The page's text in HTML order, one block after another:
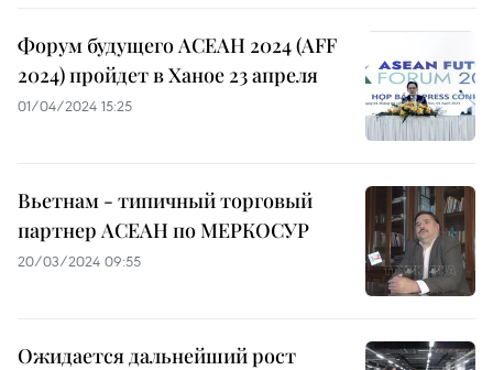
Форум будущего АСЕАН 2024 (AFF
2024) пройдет в Ханое 23 апреля
01/04/2024 15:25
Вьетнам - типичный торговый
партнер АСЕАН по МЕРКОСУР
20/03/2024 09:55
Ожидается дальнейший рост